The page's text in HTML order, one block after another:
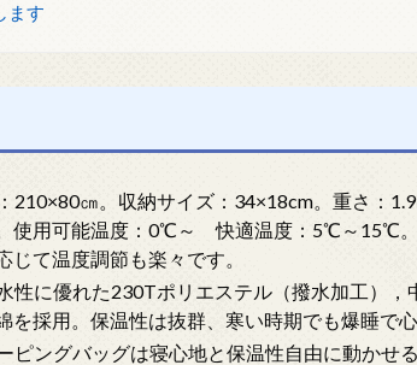
ます
210×80㎝。収納サイズ：34×18cm。重さ：
使用可能温度：0℃～ 快適温度：5℃～15℃
じて温度調節も楽々です。
性に優れた230Tポリエステル（撥水加工），
を採用。保温性は抜群、寒い時期でも爆睡で心
ピングバッグは寝心地と保温性自由に動かせ